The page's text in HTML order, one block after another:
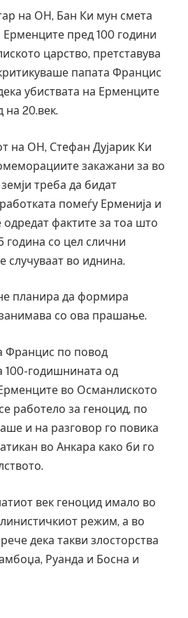
на ОН, Бан Ки мун смета
Ерменците пред 100 години
царство, претставува
папата Францис
убиствата на Ерменците
на 20.век.
на ОН, Стефан Дујарик Ки
закажани за во
треба да бидат
помеѓу Ерменија и
одредат фактите за тоа што
година со цел слични
случуваат во иднина.
планира да формира
занимава со ова прашање.
Францис по повод
100-годишнината од
во Османлиското
работело за геноцид, по
и на разговор го повика
во Анкара како би го
век геноцид имало во
режим, а во
дека такви злосторства
Руанда и Босна и